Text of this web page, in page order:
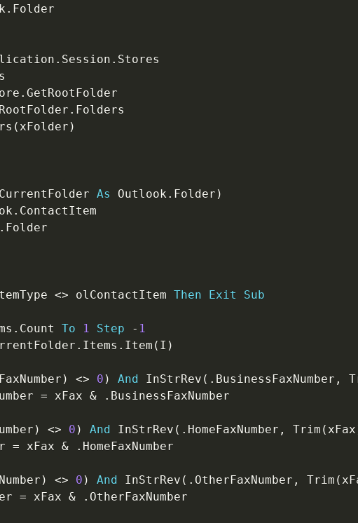
.
. Session .
. GetRootFolder
. Folders
( xFolder )
As Outlook . Folder )
.
.
<> olContactItem Then Exit
Sub
. Count To 1 Step - 1
. Items . Item ( I )
) <> 0 ) And InStrRev ( . BusinessFaxNumber ,
= xFax & . BusinessFaxNumber
) <> 0 ) And InStrRev ( . HomeFaxNumber , Trim ( xFax
= xFax & . HomeFaxNumber
) <> 0 ) And InStrRev ( . OtherFaxNumber , Trim (
= xFax & . OtherFaxNumber